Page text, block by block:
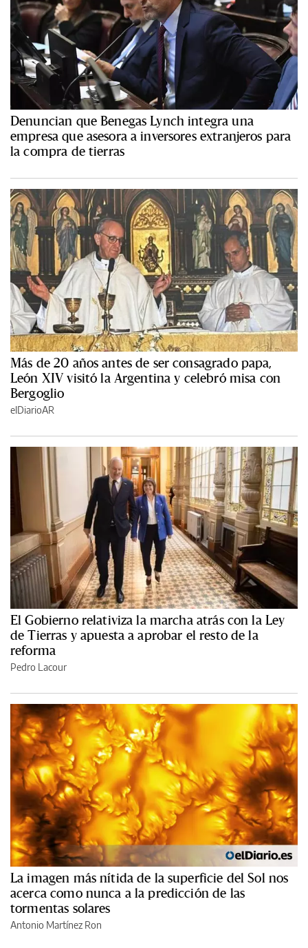
Denuncian que Benegas Lynch integra una
empresa que asesora a inversores extranjeros para
la compra de tierras
Más de 20 años antes de ser consagrado papa,
León XIV visitó la Argentina y celebró misa con
Bergoglio
elDiarioAR
El Gobierno relativiza la marcha atrás con la Ley
de Tierras y apuesta a aprobar el resto de la
reforma
Pedro Lacour
La imagen más nítida de la superficie del Sol nos
acerca como nunca a la predicción de las
tormentas solares
Antonio Martínez Ron